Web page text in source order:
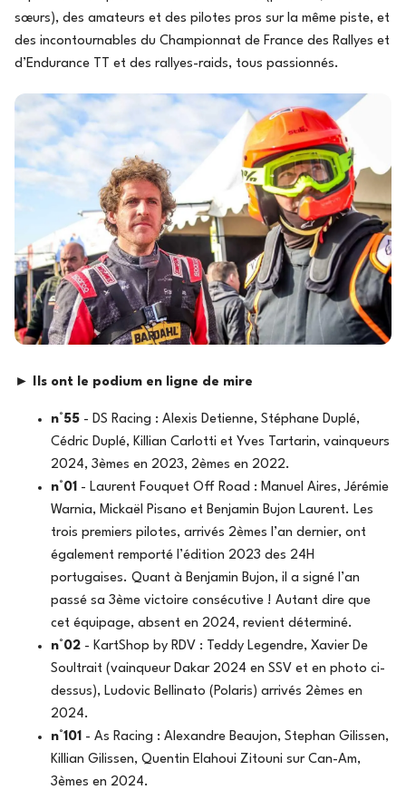
sœurs), des amateurs et des pilotes pros sur la même piste, et
des incontournables du Championnat de France des Rallyes et
d’Endurance TT et des rallyes-raids, tous passionnés.
► Ils ont le podium en ligne de mire
n°55 - DS Racing : Alexis Detienne, Stéphane Duplé,
Cédric Duplé, Killian Carlotti et Yves Tartarin, vainqueurs
2024, 3èmes en 2023, 2èmes en 2022.
n°01 - Laurent Fouquet Off Road : Manuel Aires, Jérémie
Warnia, Mickaël Pisano et Benjamin Bujon Laurent. Les
trois premiers pilotes, arrivés 2èmes l’an dernier, ont
également remporté l’édition 2023 des 24H
portugaises. Quant à Benjamin Bujon, il a signé l’an
passé sa 3ème victoire consécutive ! Autant dire que
cet équipage, absent en 2024, revient déterminé.
n°02 - KartShop by RDV : Teddy Legendre, Xavier De
Soultrait (vainqueur Dakar 2024 en SSV et en photo ci-
dessus), Ludovic Bellinato (Polaris) arrivés 2èmes en
2024.
n°101 - As Racing : Alexandre Beaujon, Stephan Gilissen,
Killian Gilissen, Quentin Elahoui Zitouni sur Can-Am,
3èmes en 2024.